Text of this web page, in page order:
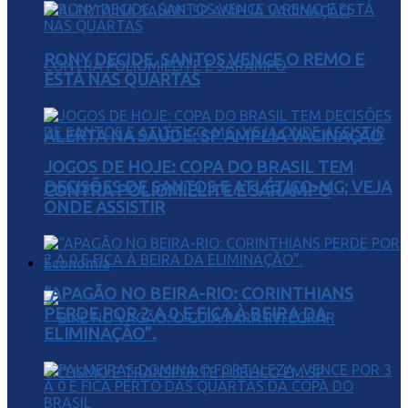
ALERTA NA SAÚDE: SP AMPLIA VACINAÇÃO
CONTRA POLIOMIELITE E SARAMPO
Economia
RONY DECIDE, SANTOS VENCE O REMO E
ESTÁ NAS QUARTAS
JOGOS DE HOJE: COPA DO BRASIL TEM
DECISÕES DE SANTOS E ATLÉTICO-MG; VEJA
ONDE ASSISTIR
“APAGÃO NO BEIRA-RIO: CORINTHIANS
PERDE POR 2 A 0 E FICA À BEIRA DA
ELIMINAÇÃO”.